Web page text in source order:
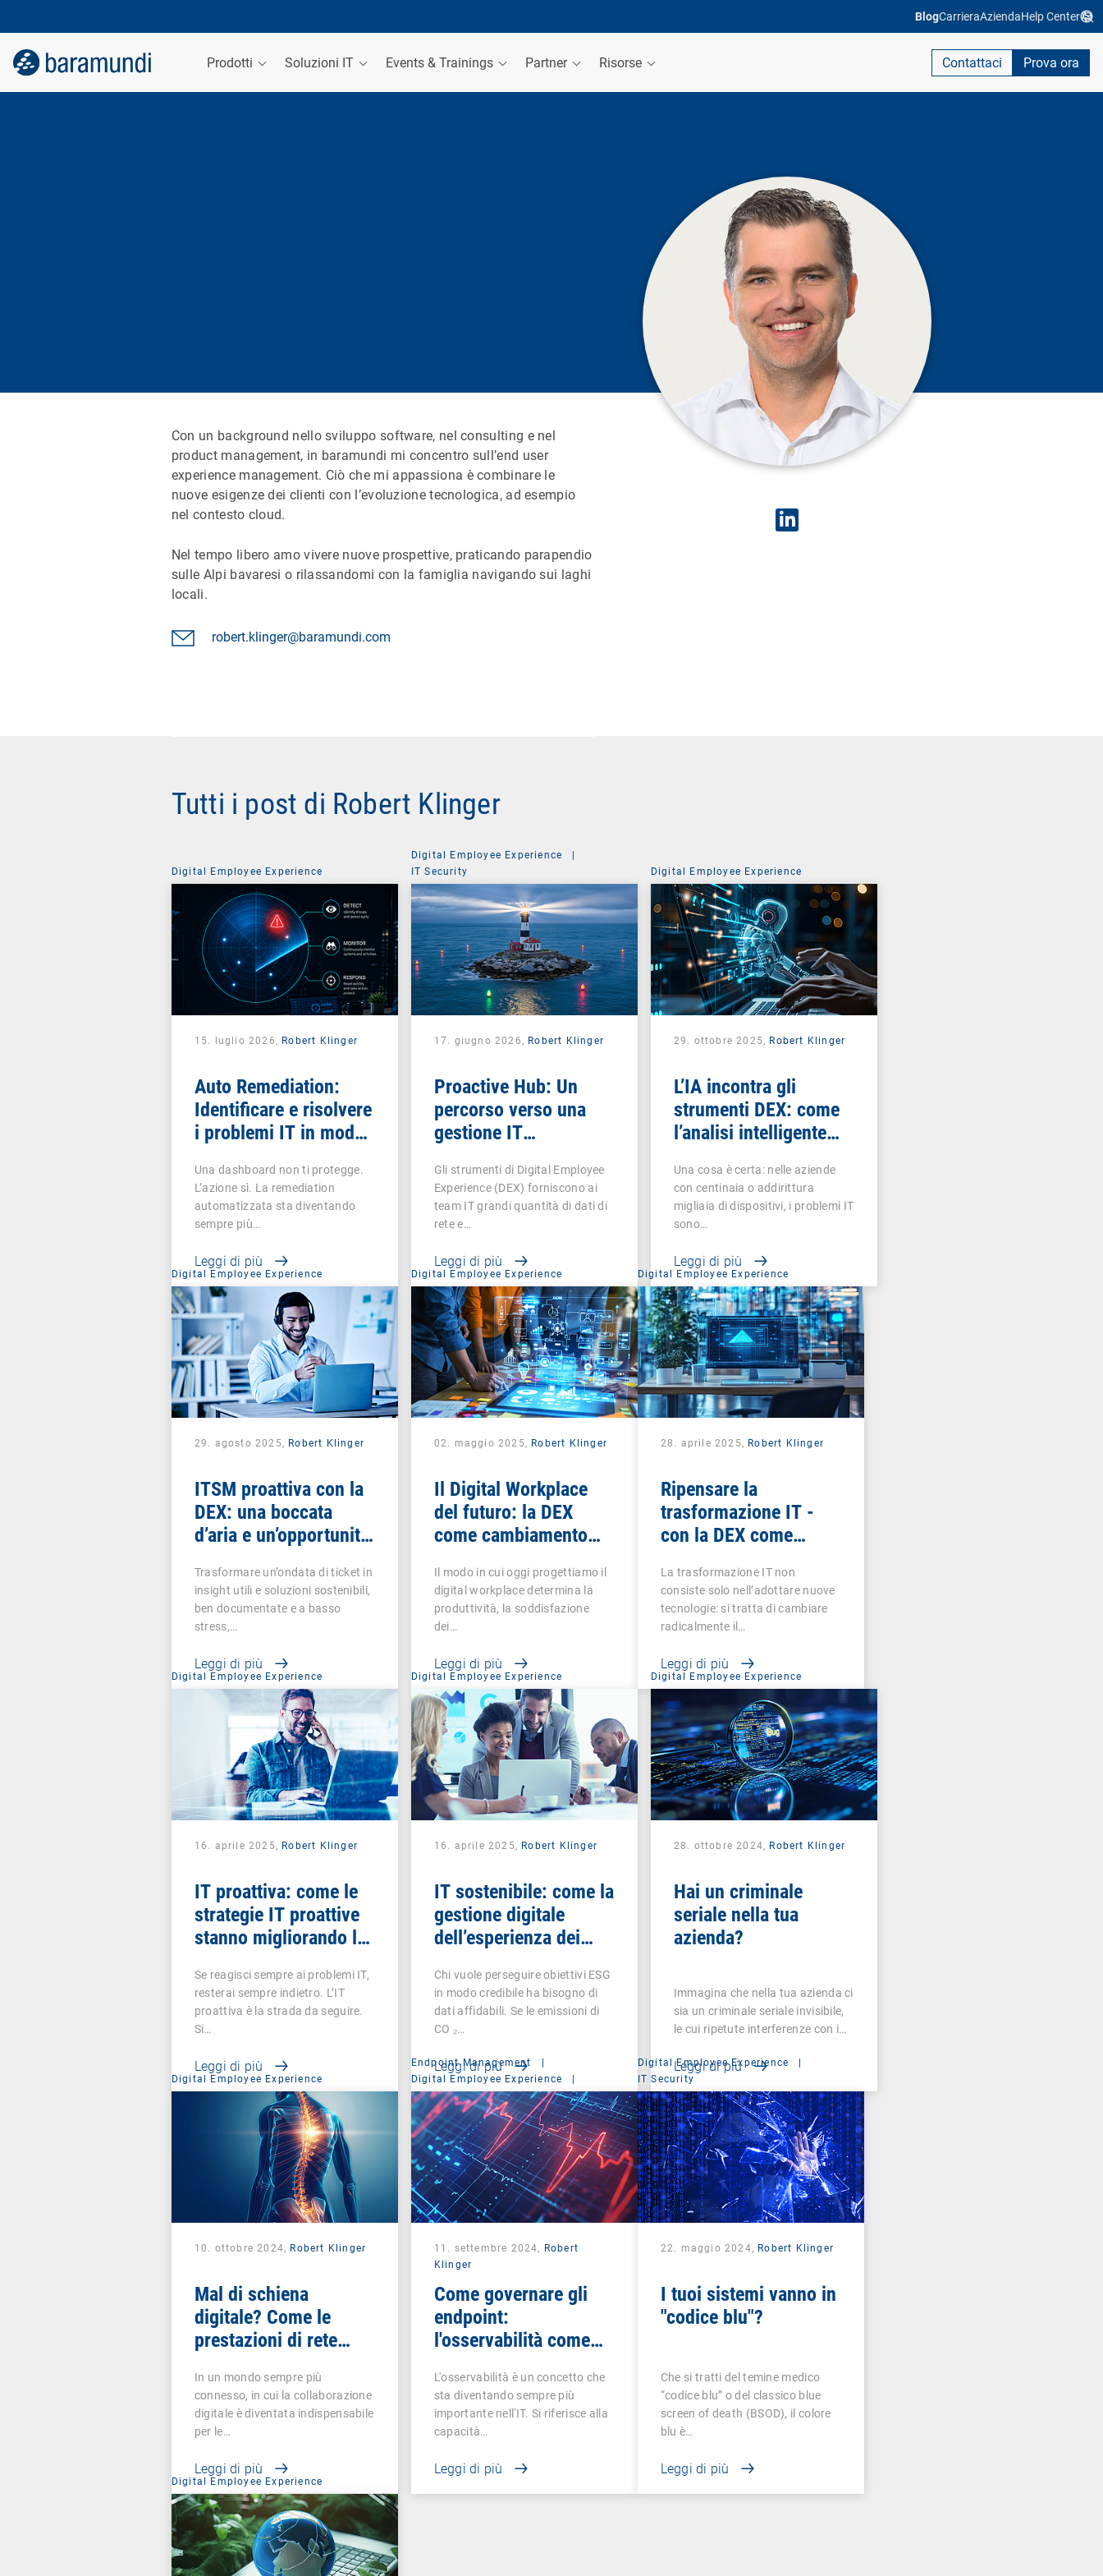
BlogCarrieraAziendaHelp Center
Prodotti Soluzioni IT Events & Trainings Partner Risorse Contattaci Prova ora
Con un background nello sviluppo software, nel consulting e nel
product management, in baramundi mi concentro sull’end user
experience management. Ciò che mi appassiona è combinare le
nuove esigenze dei clienti con l’evoluzione tecnologica, ad esempio
nel contesto cloud.
Nel tempo libero amo vivere nuove prospettive, praticando parapendio
sulle Alpi bavaresi o rilassandomi con la famiglia navigando sui laghi
locali.
robert.klinger@baramundi.com
Tutti i post di Robert Klinger
Digital Employee Experience
15. luglio 2026, Robert Klinger
Auto Remediation:
Identificare e risolvere
i problemi IT in modo
Una dashboard non ti protegge.
L’azione sì. La remediation
automatizzata sta diventando
sempre più…
Leggi di più
Digital Employee Experience
IT Security
17. giugno 2026, Robert Klinger
Proactive Hub: Un
percorso verso una
gestione IT
Gli strumenti di Digital Employee
Experience (DEX) forniscono ai
team IT grandi quantità di dati di
rete e…
Leggi di più
Digital Employee Experience
29. ottobre 2025, Robert Klinger
L’IA incontra gli
strumenti DEX: come
l’analisi intelligente
l’individuazione dei
dispositivi outlier
Una cosa è certa: nelle aziende
con centinaia o addirittura
migliaia di dispositivi, i problemi IT
sono…
Leggi di più
Digital Employee Experience
29. agosto 2025, Robert Klinger
ITSM proattiva con la
DEX: una boccata
d’aria e un’opportunità
IT
Trasformare un’ondata di ticket in
insight utili e soluzioni sostenibili,
ben documentate e a basso
stress,…
Leggi di più
Digital Employee Experience
02. maggio 2025, Robert Klinger
Il Digital Workplace
del futuro: la DEX
come cambiamento
organizzazioni
Il modo in cui oggi progettiamo il
digital workplace determina la
produttività, la soddisfazione
dei…
Leggi di più
Digital Employee Experience
28. aprile 2025, Robert Klinger
Ripensare la
trasformazione IT -
con la DEX come
La trasformazione IT non
consiste solo nell’adottare nuove
tecnologie: si tratta di cambiare
radicalmente il…
Leggi di più
Digital Employee Experience
16. aprile 2025, Robert Klinger
IT proattiva: come le
strategie IT proattive
stanno migliorando le
dipendenti e
trasformando il
business
Se reagisci sempre ai problemi IT,
resterai sempre indietro. L’IT
proattiva è la strada da seguire.
Si…
Leggi di più
Digital Employee Experience
16. aprile 2025, Robert Klinger
IT sostenibile: come la
gestione digitale
dell’esperienza dei
misurabile il fattore
sociale nell’ESG
Chi vuole perseguire obiettivi ESG
in modo credibile ha bisogno di
dati affidabili. Se le emissioni di
CO ₂…
Leggi di più
Digital Employee Experience
28. ottobre 2024, Robert Klinger
Hai un criminale
seriale nella tua
azienda?
Immagina che nella tua azienda ci
sia un criminale seriale invisibile,
le cui ripetute interferenze con i…
Leggi di più
Digital Employee Experience
10. ottobre 2024, Robert Klinger
Mal di schiena
digitale? Come le
prestazioni di rete
strategia DEX
In un mondo sempre più
connesso, in cui la collaborazione
digitale è diventata indispensabile
per le…
Leggi di più
Endpoint Management
Digital Employee Experience
Management Suite
11. settembre 2024, Robert
Klinger
Come governare gli
endpoint:
l'osservabilità come
L'osservabilità è un concetto che
sta diventando sempre più
importante nell'IT. Si riferisce alla
capacità…
Leggi di più
Digital Employee Experience
IT Security
22. maggio 2024, Robert Klinger
I tuoi sistemi vanno in
"codice blu"?
Che si tratti del temine medico
“codice blu” o del classico blue
screen of death (BSOD), il colore
blu è…
Leggi di più
Digital Employee Experience